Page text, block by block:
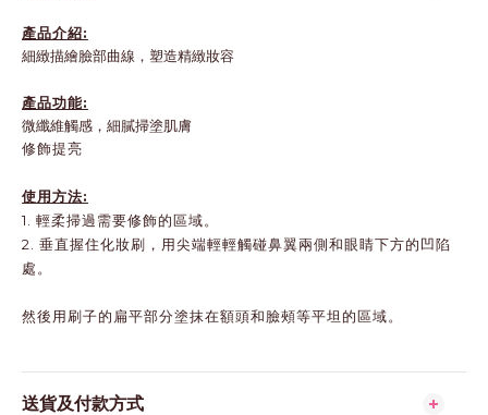
產品介紹:
細緻描繪臉部曲線，塑造精緻妝容
產品功能:
微纖維觸感，細膩掃塗肌膚
修飾提亮
使用方法:
1. 輕柔掃過需要修飾的區域。
2. 垂直握住化妝刷，用尖端輕輕觸碰鼻翼兩側和眼睛下方的凹陷
處。
然後用刷子的扁平部分塗抹在額頭和臉頰等平坦的區域。
送貨及付款方式